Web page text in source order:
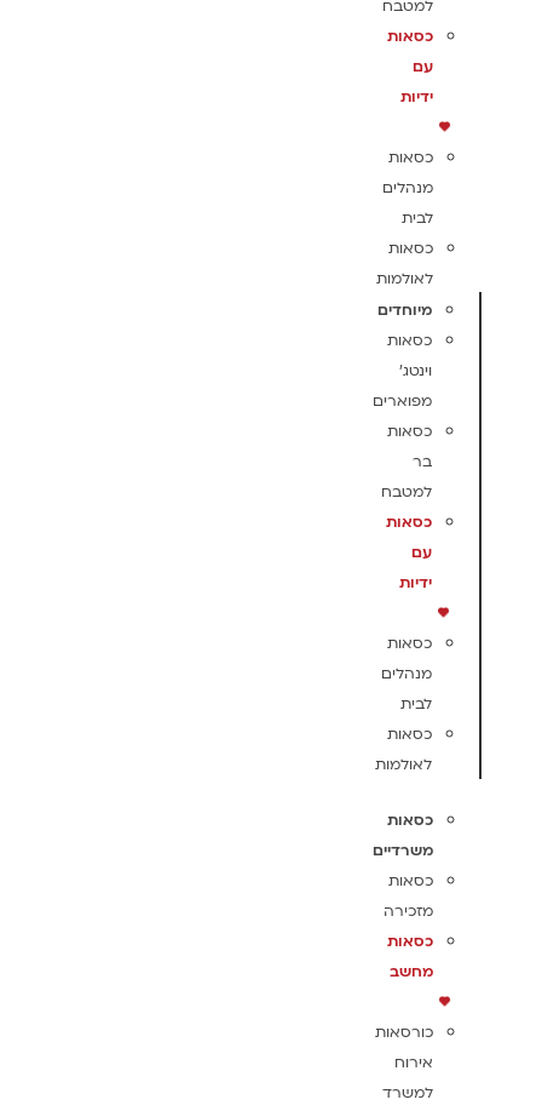
למטבח
כסאות
עם
ידיות
כסאות
מנהלים
לבית
כסאות
לאולמות
מיוחדים
כסאות
וינטג'
מפוארים
כסאות
בר
למטבח
כסאות
עם
ידיות
כסאות
מנהלים
לבית
כסאות
לאולמות
כסאות
משרדיים
כסאות
מזכירה
כסאות
מחשב
כורסאות
אירוח
למשרד